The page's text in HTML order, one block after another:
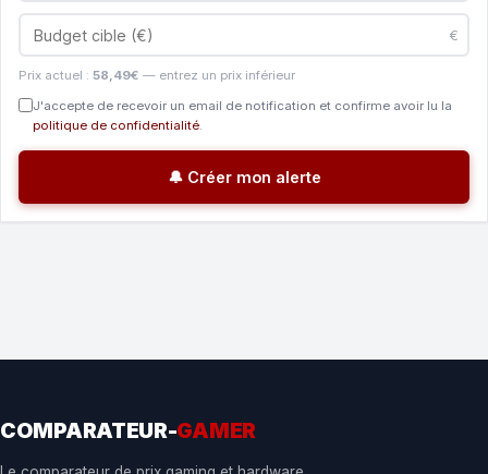
€
Prix actuel : 58,49€ — entrez un prix inférieur
J'accepte de recevoir un email de notification et confirme avoir lu la
politique de confidentialité.
🔔 Créer mon alerte
COMPARATEUR-GAMER